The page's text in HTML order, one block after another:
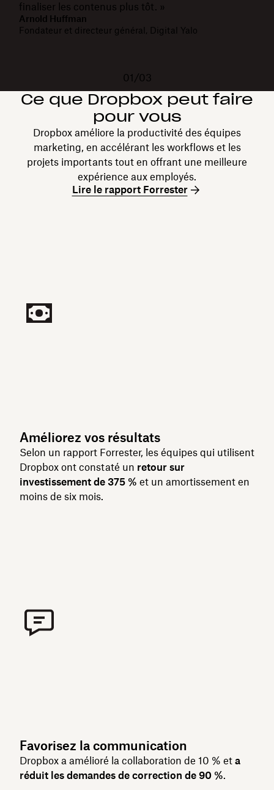
finaliser les contenus plus tôt. »
Arnold Huffman
Fondateur et directeur général, Digital Yalo
01/03
Ce que Dropbox peut faire
pour vous
Dropbox améliore la productivité des équipes
marketing, en accélérant les workflows et les
projets importants tout en offrant une meilleure
expérience aux employés.
Lire le rapport Forrester
Améliorez vos résultats
Selon un rapport Forrester, les équipes qui utilisent
Dropbox ont constaté un retour sur
investissement de 375 % et un amortissement en
moins de six mois.
Favorisez la communication
Dropbox a amélioré la collaboration de 10 % et a
réduit les demandes de correction de 90 %.